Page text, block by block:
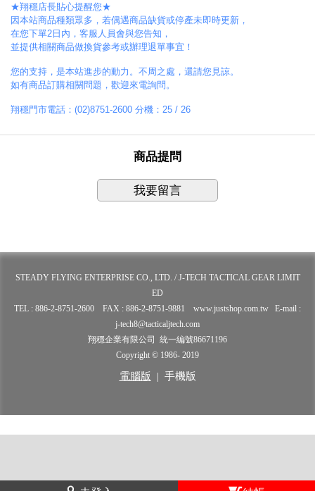
★翔穩店長貼心提醒您★
因本站商品種類眾多，若偶遇商品缺貨或停產未即時更新，
在您下單2日內，客服人員會與您告知，
並提供相關商品做換貨參考或辦理退單事宜！
您的支持，是本站進步的動力。不周之處，還請您見諒。
如有商品訂購相關問題，歡迎來電詢問。
翔穩門市電話：(02)8751-2600 分機：25 / 26
商品提問
我要留言
STEADY FLYING ENTERPRISE CO., LTD. / J-TECH TACTICAL GEAR LIMIT
ED
TEL : 886-2-8751-2600 FAX : 886-2-8751-9881 www.justshop.com.tw E-mail :
j-tech8@tacticaljtech.com
翔穩企業有限公司 統一編號86671196
Copyright © 1986- 2019
電腦版 | 手機版